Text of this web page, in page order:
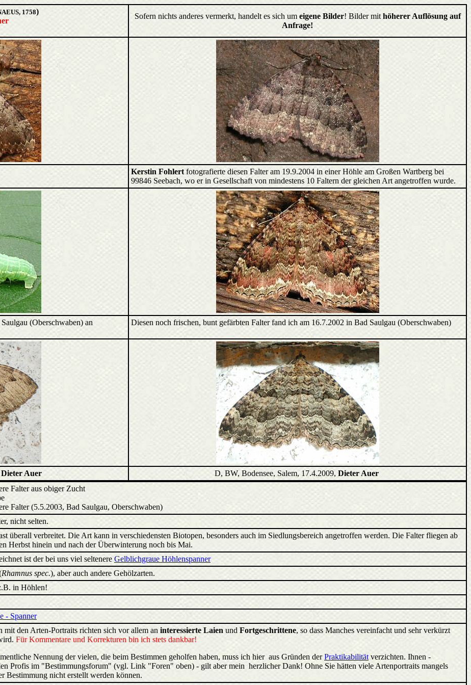
1758)
Sofern nichts anderes vermerkt, handelt es sich um eigene Bilder! Bilder mit höherer Auflösung auf
Anfrage!
Kerstin Fohlert fotografierte diesen Falter am 19.9.2004 in einer Höhle am Großen Wartberg bei
99846 Seebach, wo er in Gesellschaft von mindestens 10 Faltern der gleichen Art angetroffen wurde.
(Oberschwaben) an
Diesen noch frischen, bunt gefärbten Falter fand ich am 16.7.2002 in Bad Saulgau (Oberschwaben)
Dieter Auer D, BW, Bodensee, Salem, 17.4.2009, Dieter Auer
Falter aus obiger Zucht
Falter (5.5.2003, Bad Saulgau, Oberschwaben)
nicht selten.
überall verbreitet. Die Art kann in verschiedensten Biotopen, besonders auch im Siedlungsbereich angetroffen werden. Die Falter fliegen ab
Herbst hinein und nach der Überwinterung noch bis Mai.
ist der bei uns viel seltenere Gelblichgraue Höhlenspanner
Rhamnus spec.), aber auch andere Gehölzarten.
in Höhlen!
- Spanner
mit den Arten-Portraits richten sich vor allem an interessierte Laien und Fortgeschrittene, so dass Manches vereinfacht und sehr verkürzt
Für Kommentare und Korrekturen bin ich stets dankbar!
Nennung der vielen, die beim Bestimmen geholfen haben, muss ich hier aus Gründen derPraktikabilität verzichten. Ihnen -
Profis im "Bestimmungsforum" (vgl. Link "Foren" oben) - gilt aber mein herzlicher Dank! Ohne Sie hätten viele Artenportraits mangels
Bestimmung nicht erstellt werden können.